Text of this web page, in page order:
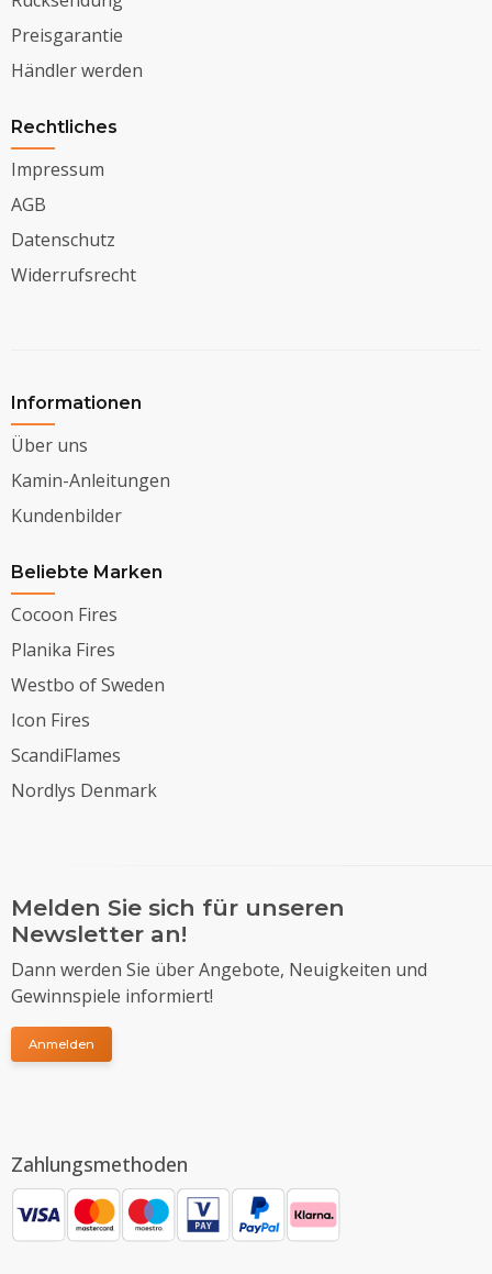
Preisgarantie
Händler werden
Rechtliches
Impressum
AGB
Datenschutz
Widerrufsrecht
Informationen
Über uns
Kamin-Anleitungen
Kundenbilder
Beliebte Marken
Cocoon Fires
Planika Fires
Westbo of Sweden
Icon Fires
ScandiFlames
Nordlys Denmark
Melden Sie sich für unseren
Newsletter an!
Dann werden Sie über Angebote, Neuigkeiten und
Gewinnspiele informiert!
Anmelden
Zahlungsmethoden